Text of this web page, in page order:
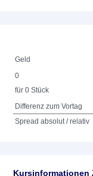
Geld
0
für 0 Stück
Differenz zum Vortag
Spread absolut / relativ
Kursinformationen